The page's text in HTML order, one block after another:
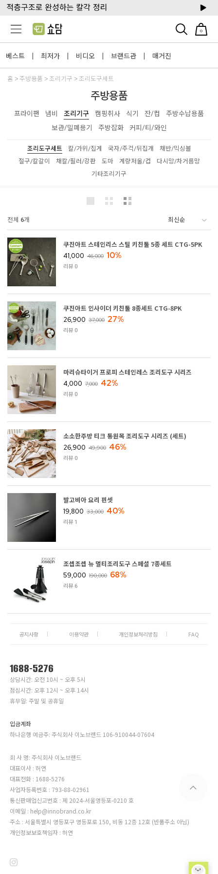
0
베스트 | 최저가 | 비디오 | 브랜드관 | 매거진
홈 주방용품 조리기구 조리도구세트
주방용품
프라이팬 냄비 조리기구 캠핑취사 식기 잔/컵
주방수납용품
보관/밀폐용기
주방잡화 커피/티/와인
조리도구세트 칼/가위/집게 국자/주걱/뒤집개
채반/믹싱볼
절구/칼갈이
채칼/필러/강판 도마 계량저울/컵
다시망/차거름망
기타조리기구
전체 6개
쿠진아트 스테인리스 스틸 키친툴 5종 세트 CTG-5PK
41,000 46,000 10%
리뷰 0
쿠진아트 인사이더 키친툴 8종세트 CTG-8PK
26,900 37,000 27%
리뷰 0
마리슈타이거 프로피 스테인레스 조리도구 시리즈
4,000 7,000 42%
리뷰 0
소소한주방 티크 통원목 조리도구 시리즈 (세트)
26,900 49,900 46%
리뷰 0
발고비아 요리 핀셋
19,800 33,000 40%
리뷰 1
조셉조셉 뉴 멀티조리도구 스페셜 7종세트
59,000 190,000 68%
리뷰 6
공지사항 이용약관 개인정보처리방침 FAQ
1688-5276
상담시간: 오전 10시 ~ 오후 5시
점심시간: 오후 12시 ~ 오후 14시
휴무일: 주말 및 공휴일
입금계좌
하나은행 예금주: 주식회사 이노브랜드 106-910044-07604
회 사 명: 주식회사 이노브랜드
대표이사 : 허연
대표전화 : 1688-5276
사업자등록번호 : 793-88-02961
통신판매업신고번호 : 제 2024-서울영등포-0210 호
이메일 : help@innobrand.co.kr
주소 : 서울특별시 영등포구 영등포로 150, 비동 12층 12호 (반품주소 아님)
개인정보보호책임자 : 허연